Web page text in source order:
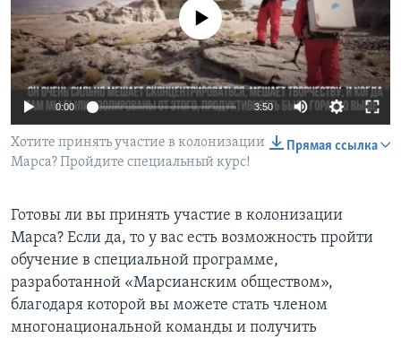
Learning English
СОЦИАЛЬНЫЕ СЕТИ
Языки
No media source currently available
0:00 3:50
Прямая ссылка
Хотите принять участие в колонизации
Марса? Пройдите специальный курс!
Готовы ли вы принять участие в колонизации
Марса? Если да, то у вас есть возможность пройти
обучение в специальной программе,
разработанной «Марсианским обществом»,
благодаря которой вы можете стать членом
многонациональной команды и получить